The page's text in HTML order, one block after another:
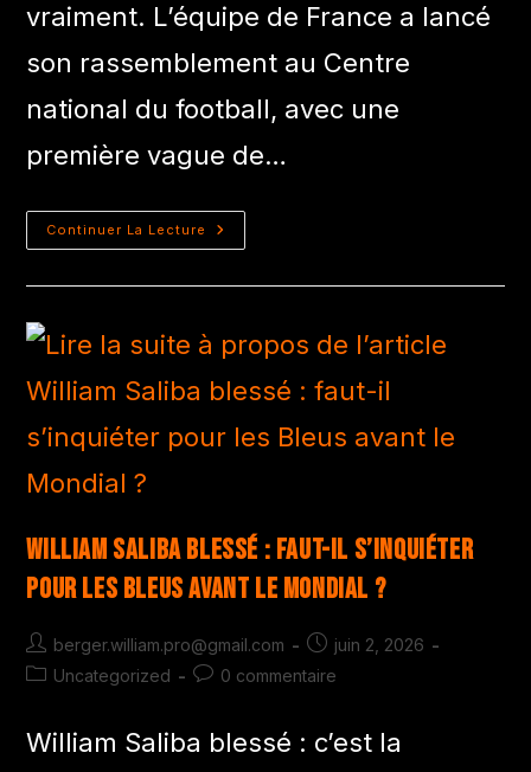
vraiment. L’équipe de France a lancé
son rassemblement au Centre
national du football, avec une
première vague de…
Continuer La Lecture
William Saliba blessé : faut-il s’inquiéter
pour les Bleus avant le Mondial ?
berger.william.pro@gmail.com
juin 2, 2026
Uncategorized
0 commentaire
William Saliba blessé : c’est la